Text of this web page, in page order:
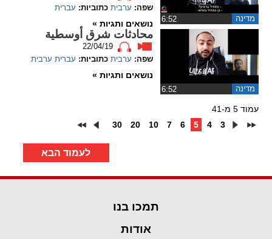
מדינה
שפה: ערבית כתוביות: עברית
נושאים ותגיות »
מדינה
محادثات شرق أوسطية
22/04/19
שפה: ערבית כתוביות: עברית ערבית
נושאים ותגיות »
עמוד 5 מ-41
3
4
5
6
7
10
20
30
לעמוד הבא
תמכו בנו
אודות